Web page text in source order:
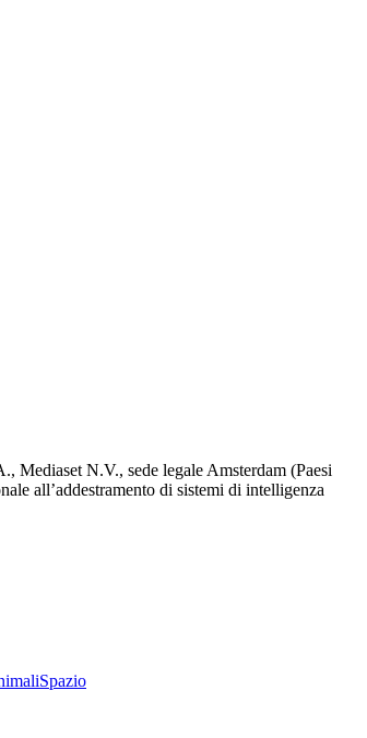
N.V., sede legale Amsterdam (Paesi
all’addestramento di sistemi di intelligenza
Spazio